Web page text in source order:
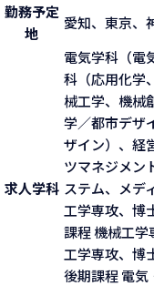
勤務予定
地
愛知、東京、
求人学科
電気学科（電
科（応用化学
械工学、機械
学／都市デザ
ザイン）、経
ツマネジメン
ステム、メデ
工学専攻、博
課程 機械工学
工学専攻、博
後期課程 電気